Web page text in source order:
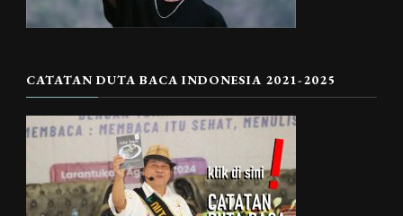
CATATAN DUTA BACA INDONESIA 2021-2025